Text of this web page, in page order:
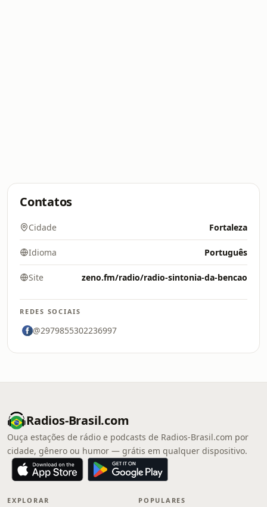
Contatos
Cidade Fortaleza
Idioma Português
Site zeno.fm/radio/radio-sintonia-da-bencao
REDES SOCIAIS
@2979855302236997
Radios-Brasil.com
Ouça estações de rádio e podcasts de Radios-Brasil.com por
cidade, gênero ou humor — grátis em qualquer dispositivo.
EXPLORAR POPULARES